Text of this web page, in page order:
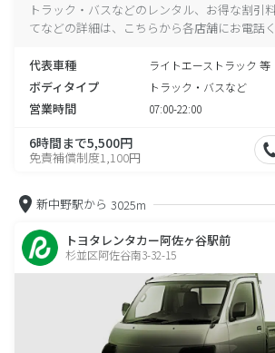
トラック・バスなどのレンタル、お得な割引
てなどの詳細は、こちらから各店舗にお電話く
代表車種 ライトエーストラック 等
ボディタイプ トラック・バスなど
営業時間 07:00-22:00
6時間まで5,500円
免責補償制度1,100円
新中野駅から 3025m
トヨタレンタカー阿佐ヶ谷駅前
杉並区阿佐谷南3-32-15